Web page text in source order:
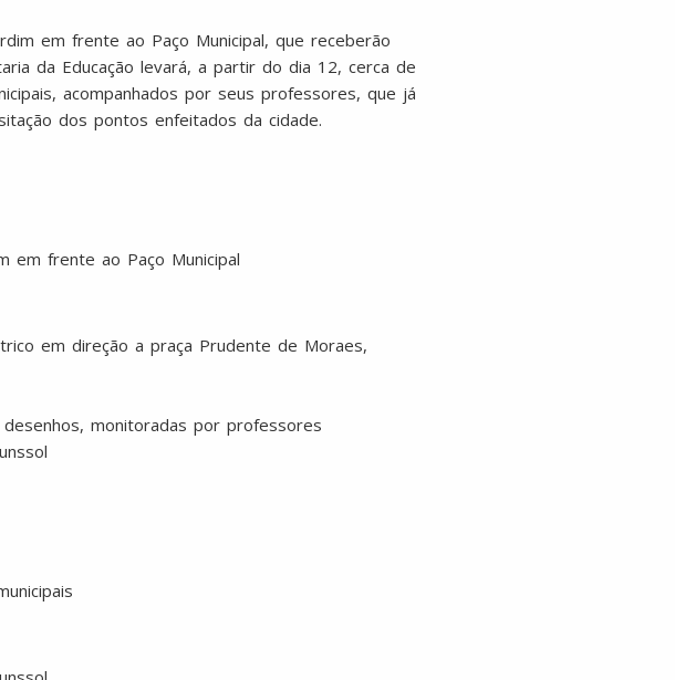
em frente ao Paço Municipal, que receberão
da Educação levará, a partir do dia 12, cerca de
acompanhados por seus professores, que já
dos pontos enfeitados da cidade.
em frente ao Paço Municipal
em direção a praça Prudente de Moraes,
monitoradas por professores